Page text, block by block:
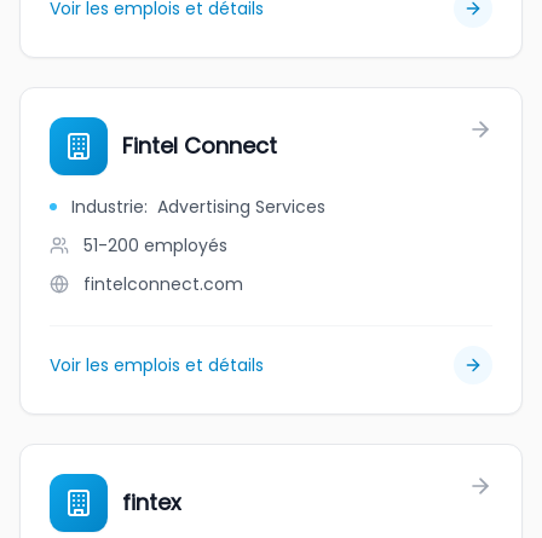
Voir les emplois et détails
Fintel Connect
Industrie: Advertising Services
51-200 employés
fintelconnect.com
Voir les emplois et détails
fintex